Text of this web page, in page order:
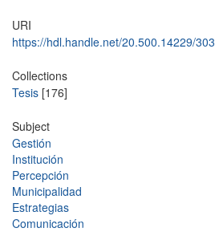
URI
https://hdl.handle.net/20.500.14229/303
Collections
Tesis [176]
Subject
Gestión
Institución
Percepción
Municipalidad
Estrategias
Comunicación